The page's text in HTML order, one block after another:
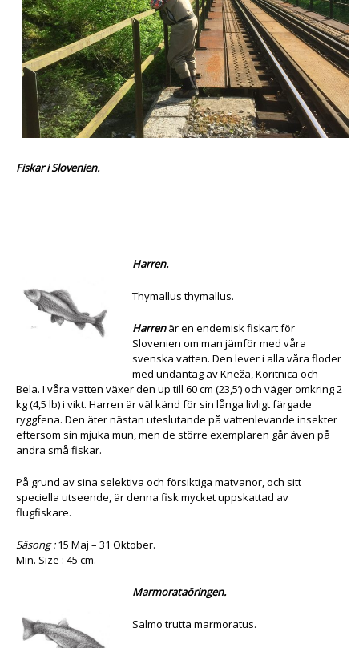
Fiskar i Slovenien.
Harren.
Thymallus thymallus.
Harrenär en endemisk fiskart för
Slovenien om man jämför med våra
svenska vatten. Den lever i alla våra floder
med undantag av Kneža, Koritnica och
Bela. I våra vatten växer den up till 60 cm (23,5’) och väger omkring 2
kg (4,5 lb) i vikt. Harren är väl känd för sin långa livligt färgade
ryggfena. Den äter nästan uteslutande på vattenlevande insekter
eftersom sin mjuka mun, men de större exemplaren går även på
andra små fiskar.
På grund av sina selektiva och försiktiga matvanor, och sitt
speciella utseende, är denna fisk mycket uppskattad av
flugfiskare.
Säsong :15 Maj – 31 Oktober.
Min. Size : 45 cm.
Marmorataöringen.
Salmo trutta marmoratus.